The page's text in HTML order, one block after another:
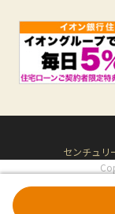
センチュリ